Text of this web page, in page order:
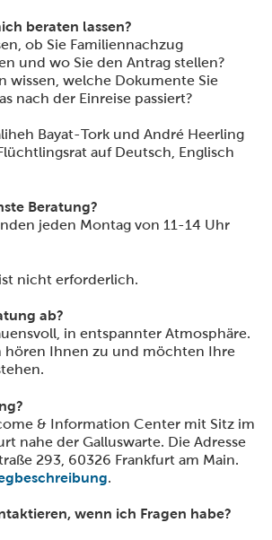
beraten lassen?
ob Sie Familiennachzug
und wo Sie den Antrag stellen?
wissen, welche Dokumente Sie
nach der Einreise passiert?
Bayat-Tork und André Heerling
auf Deutsch, Englisch
Beratung?
jeden Montag von 11-14 Uhr
nicht erforderlich.
ab?
in entspannter Atmosphäre.
hören Ihnen zu und möchten Ihre
& Information Center mit Sitz im
nahe der Galluswarte. Die Adresse
293, 60326 Frankfurt am Main.
.
wenn ich Fragen habe?